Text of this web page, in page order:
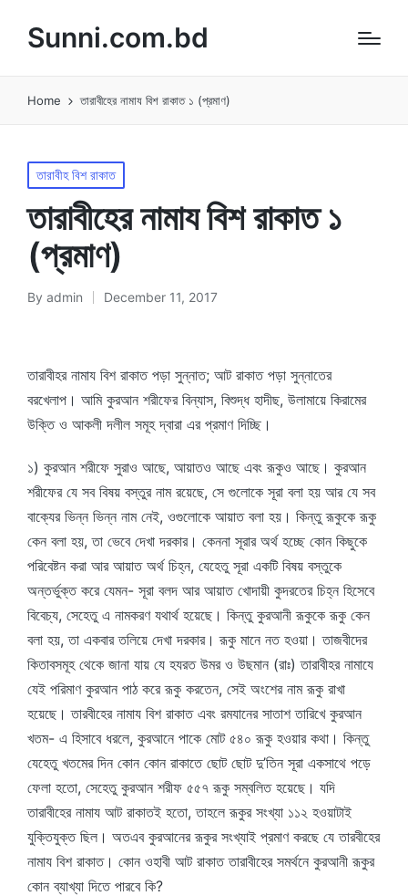
Sunni.com.bd
Home তারাবীহের নামায বিশ রাকাত ১ (প্রমাণ)
Posted
in
তারাবীহ বিশ রাকাত
তারাবীহের নামায বিশ রাকাত ১
(প্রমাণ)
Posted
By admin December 11, 2017
তারাবীহর নামায বিশ রাকাত পড়া সুন্নাত; আট রাকাত পড়া সুন্নাতের
বরখেলাপ। আমি কুরআন শরীফের বিন্যাস, বিশুদ্ধ হাদীছ, উলামায়ে কিরামের
উক্তি ও আকলী দলীল সমূহ দ্বারা এর প্রমাণ দিচ্ছি।
১) কুরআন শরীফে সুরাও আছে, আয়াতও আছে এবং রূকুও আছে। কুরআন
শরীফের যে সব বিষয় বস্তুর নাম রয়েছে, সে গুলোকে সূরা বলা হয় আর যে সব
বাক্যের ভিন্ন ভিন্ন নাম নেই, ওগুলোকে আয়াত বলা হয়। কিন্তু রূকুকে রূকু
কেন বলা হয়, তা ভেবে দেখা দরকার। কেননা সূরার অর্থ হচ্ছে কোন কিছুকে
পরিবেষ্টন করা আর আয়াত অর্থ চিহ্ন, যেহেতু সূরা একটি বিষয় বস্তুকে
অন্তর্ভুক্ত করে যেমন- সূরা বলদ আর আয়াত খোদায়ী কুদরতের চিহ্ন হিসেবে
বিবেচ্য, সেহেতু এ নামকরণ যথার্থ হয়েছে। কিন্তু কুরআনী রূকুকে রূকু কেন
বলা হয়, তা একবার তলিয়ে দেখা দরকার। রূকু মানে নত হওয়া। তাজবীদের
কিতাবসমূহ থেকে জানা যায় যে হযরত উমর ও উছমান (রাঃ) তারাবীহর নামাযে
যেই পরিমাণ কুরআন পাঠ করে রূকু করতেন, সেই অংশের নাম রূকু রাখা
হয়েছে। তারবীহের নামায বিশ রাকাত এবং রমযানের সাতাশ তারিখে কুরআন
খতম- এ হিসাবে ধরলে, কুরআনে পাকে মোট ৫৪০ রূকু হওয়ার কথা। কিন্তু
যেহেতু খতমের দিন কোন কোন রাকাতে ছোট ছোট দু’তিন সূরা একসাথে পড়ে
ফেলা হতো, সেহেতু কুরআন শরীফ ৫৫৭ রূকু সম্বলিত হয়েছে। যদি
তারাবীহের নামায আট রাকাতই হতো, তাহলে রূকুর সংখ্যা ১১২ হওয়াটাই
যুক্তিযুক্ত ছিল। অতএব কুরআনের রূকুর সংখ্যাই প্রমাণ করছে যে তারবীহের
নামায বিশ রাকাত। কোন ওহাবী আট রাকাত তারাবীহের সমর্থনে কুরআনী রূকুর
কোন ব্যাখ্যা দিতে পারবে কি?